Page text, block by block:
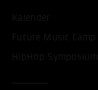
Kalender
Future Music Camp
HipHop Symposium